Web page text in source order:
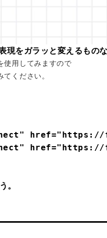
現をガラッと変えるもの
使用してみますので
ください。
href="https://
。